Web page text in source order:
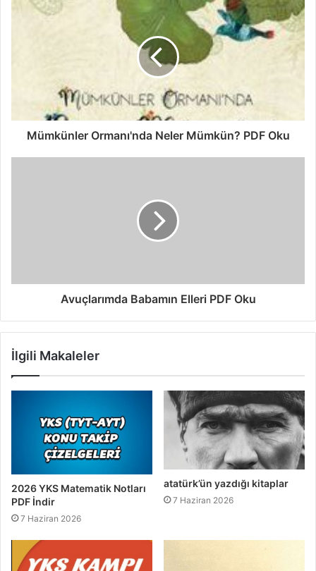
Mümkünler Ormanı'nda Neler Mümkün? PDF Oku
Avuçlarımda Babamın Elleri PDF Oku
İlgili Makaleler
2026 YKS Matematik Notları
PDF İndir
7 Haziran 2026
atatürk’ün yazdığı kitaplar
7 Haziran 2026